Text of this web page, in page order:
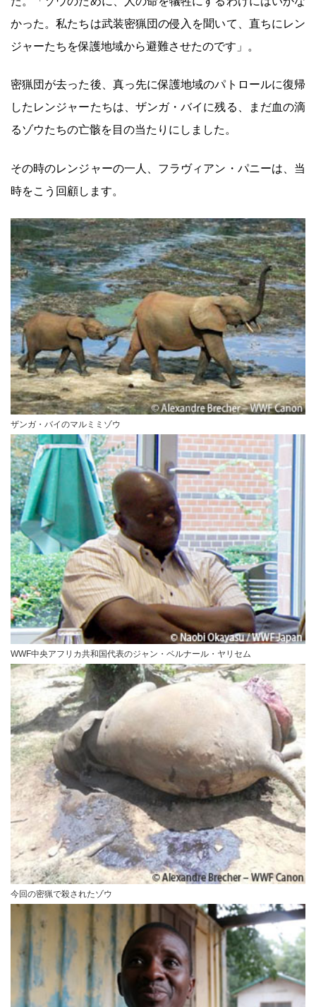
かった。私たちは武装密猟団の侵入を聞いて、直ちにレン
ジャーたちを保護地域から避難させたのです」。
密猟団が去った後、真っ先に保護地域のパトロールに復帰
したレンジャーたちは、ザンガ・バイに残る、まだ血の滴
るゾウたちの亡骸を目の当たりにしました。
その時のレンジャーの一人、フラヴィアン・パニーは、当
時をこう回顧します。
ザンガ・バイのマルミミゾウ
WWF中央アフリカ共和国代表のジャン・ベルナール・ヤリセム
今回の密猟で殺されたゾウ